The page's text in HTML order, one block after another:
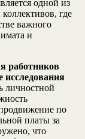
одной из
где
важного
и
работников
исследования
личностной
по
платы за
что